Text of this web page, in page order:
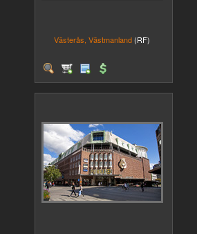
Västerås, Västmanland (RF)